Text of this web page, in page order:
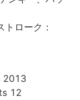
ローク：
2013
12